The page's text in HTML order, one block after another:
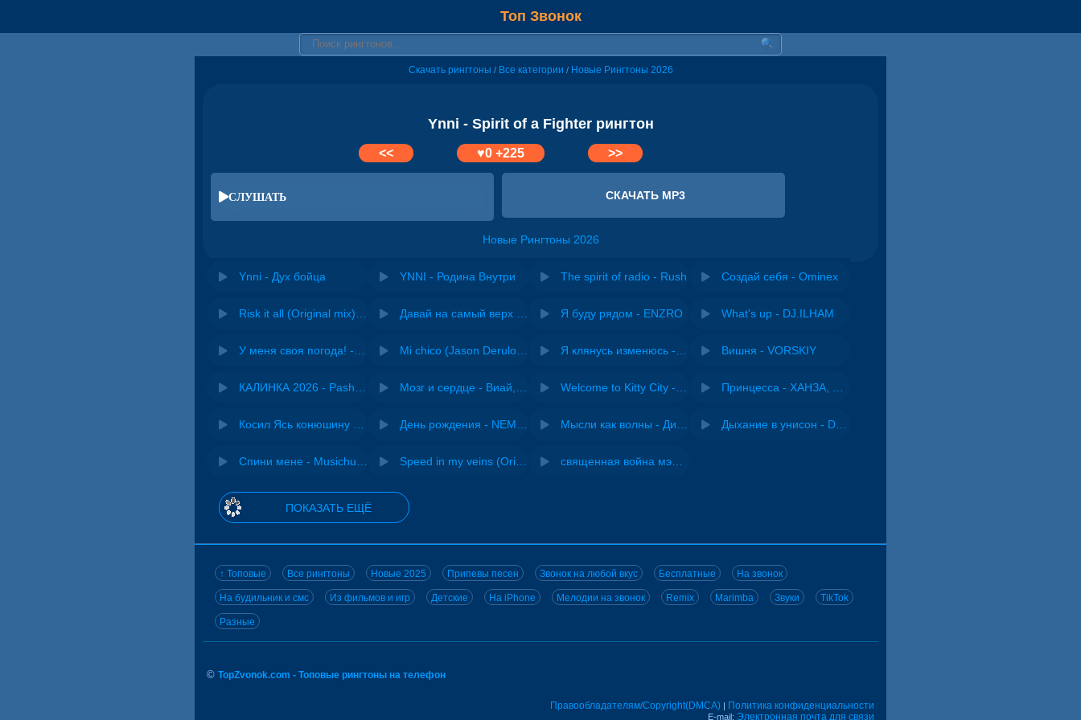
Топ Звонок
Скачать рингтоны / Все категории / Новые Рингтоны 2026
Ynni - Spirit of a Fighter рингтон
<< ♥0+225 >>
СЛУШАТЬ СКАЧАТЬ MP3
Новые Рингтоны 2026
Ynni - Дух бойца YNNI - Родина Внутри The spirit of radio - Rush Создай себя - Ominex
Я буду рядом - ENZRO What's up - DJ.ILHAM
Вишня - VORSKIY
ПОКАЗАТЬ ЕЩЁ
↑ Топовые Все рингтоны Новые 2025 Припевы песен Звонок на любой вкус Бесплатные На звонок
На будильник и смс Из фильмов и игр Детские На iPhone Мелодии на звонок Remix Marimba Звуки TikTok
Разные
© TopZvonok.com - Топовые рингтоны на телефон
Правообладателям/Copyright(DMCA) | Политика конфиденциальности
E-mail: Электронная почта для связи